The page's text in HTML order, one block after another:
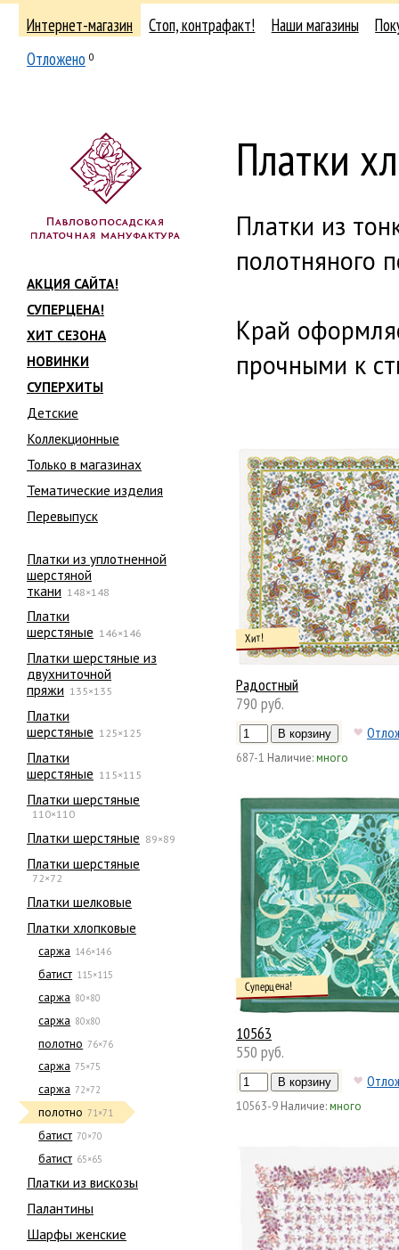
Интернет-магазин Стоп, контрафакт! Наши магазины
Отложено 0
АКЦИЯ САЙТА!
СУПЕРЦЕНА!
ХИТ СЕЗОНА
НОВИНКИ
СУПЕРХИТЫ
Детские
Коллекционные
Только в магазинах
Тематические изделия
Перевыпуск
Платки из уплотненной
шерстяной
ткани 148×148
Платки
шерстяные 146×146
Платки шерстяные из
двухниточной
пряжи 135×135
Платки
шерстяные 125×125
Платки
шерстяные 115×115
Платки шерстяные
110×110
Платки шерстяные 89×89
Платки шерстяные
72×72
Платки шелковые
Платки хлопковые
саржа 146×146
батист 115×115
саржа 80×80
саржа 80х80
полотно 76×76
саржа 75×75
саржа 72×72
полотно 71×71
батист 70×70
батист 65×65
Платки из вискозы
Палантины
Шарфы женские
Платки
Платки из
полотняного
Край
прочными к
Радостный
Хит!
790 руб.
687-1 Наличие:много
10563
Суперцена!
550 руб.
10563-9 Наличие:много